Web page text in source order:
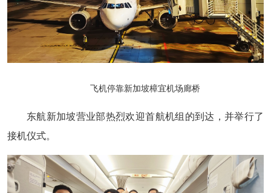
飞机停靠新加坡樟宜机场廊桥
东航新加坡营业部热烈欢迎首航机组的到达，并举行了
接机仪式。